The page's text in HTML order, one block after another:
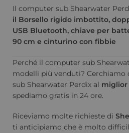
Il computer sub Shearwater
il Borsello rigido imbottito,
USB Bluetooth, chiave per
90 cm e cinturino con fibbie
Perché il computer sub
modelli più venduti?
sub Shearwater Perdix al miglior
spediamo gratis in 24 ore.
Riceviamo molte richieste di
ti anticipiamo che è molto